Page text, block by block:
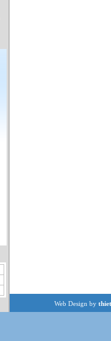
Web Design by